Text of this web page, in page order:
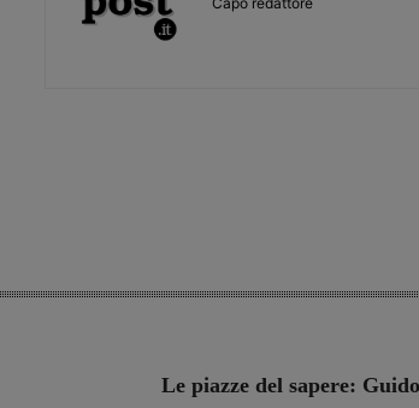
Le piazze del sapere: